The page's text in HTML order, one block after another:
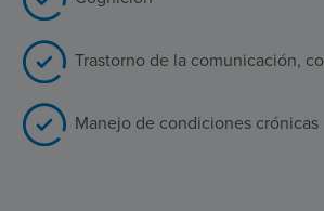
Trastorno de la comunicación,
Manejo de condiciones crónicas